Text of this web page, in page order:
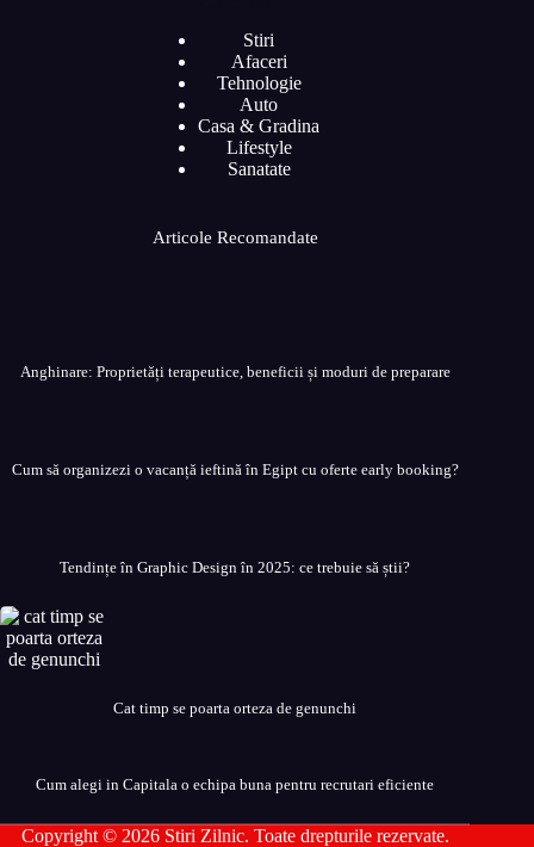
Stiri
Afaceri
Tehnologie
Auto
Casa & Gradina
Lifestyle
Sanatate
Articole Recomandate
Anghinare: Proprietăți terapeutice, beneficii și moduri de preparare
Cum să organizezi o vacanță ieftină în Egipt cu oferte early booking?
Tendințe în Graphic Design în 2025: ce trebuie să știi?
Cat timp se poarta orteza de genunchi
Cum alegi in Capitala o echipa buna pentru recrutari eficiente
Copyright © 2026 Stiri Zilnic. Toate drepturile rezervate.